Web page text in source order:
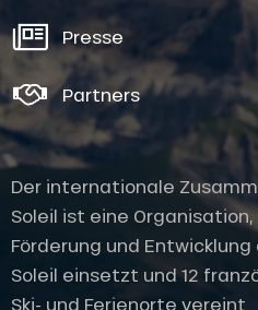
Presse
Partners
Der internationale
Soleil ist eine
Förderung und
Soleil einsetzt und 12
Ski- und Ferienorte vereint.